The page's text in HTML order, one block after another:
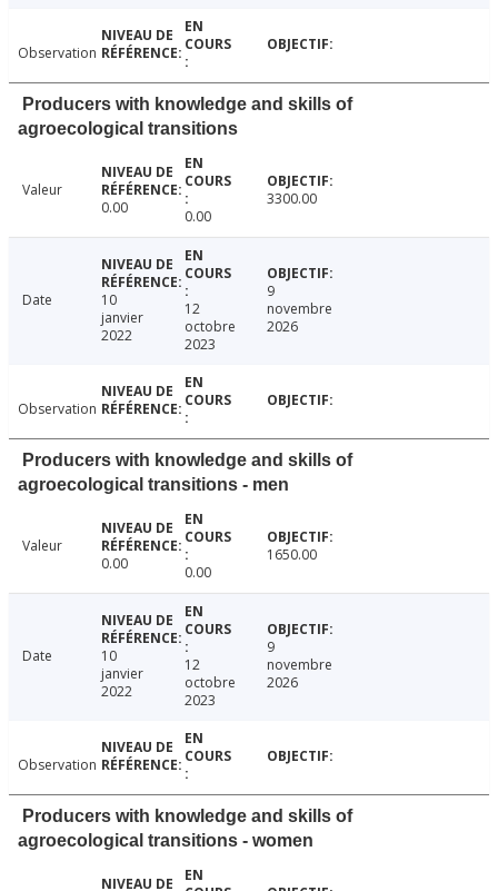
Observation
Producers with knowledge and skills of
agroecological transitions
Valeur
0.00
0.00
3300.00
Date
10
janvier
2022
12
octobre
2023
9
novembre
2026
Observation
Producers with knowledge and skills of
agroecological transitions - men
Valeur
0.00
0.00
1650.00
Date
10
janvier
2022
12
octobre
2023
9
novembre
2026
Observation
Producers with knowledge and skills of
agroecological transitions - women